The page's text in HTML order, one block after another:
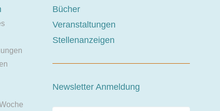
Bücher
Veranstaltungen
Stellenanzeigen
Newsletter Anmeldung